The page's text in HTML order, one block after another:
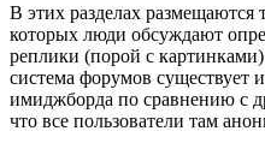
В этих разделах размещаются
которых люди обсуждают
реплики (порой с
система форумов существует
имиджборда по сравнению с
что все пользователи там